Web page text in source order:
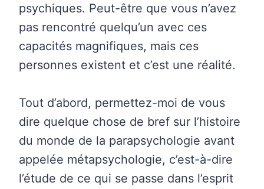
psychiques. Peut-être que vous n’avez
pas rencontré quelqu’un avec ces
capacités magnifiques, mais ces
personnes existent et c’est une réalité.
Tout d’abord, permettez-moi de vous
dire quelque chose de bref sur l’histoire
du monde de la parapsychologie avant
appelée métapsychologie, c’est-à-dire
l’étude de ce qui se passe dans l’esprit